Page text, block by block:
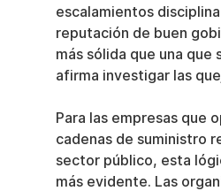
escalamientos
reputación de buen
más sólida que una que
afirma investigar las
Para las empresas que
cadenas de suministro
sector público, esta
más evidente. Las